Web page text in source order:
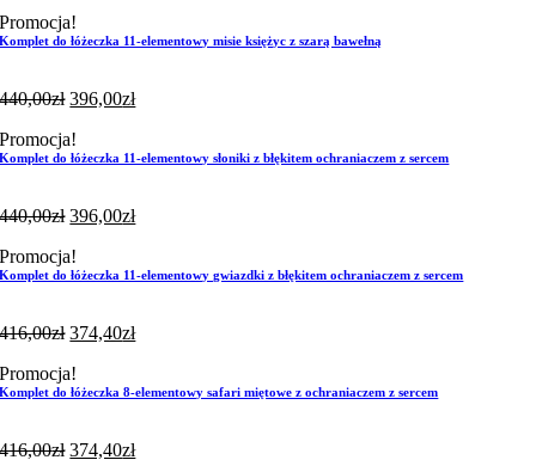
Promocja!
Komplet do łóżeczka 11-elementowy misie księżyc z szarą bawełną
440,00zł 396,00zł
Promocja!
Komplet do łóżeczka 11-elementowy słoniki z błękitem ochraniaczem z sercem
440,00zł 396,00zł
Promocja!
Komplet do łóżeczka 11-elementowy gwiazdki z błękitem ochraniaczem z sercem
416,00zł 374,40zł
Promocja!
Komplet do łóżeczka 8-elementowy safari miętowe z ochraniaczem z sercem
416,00zł 374,40zł